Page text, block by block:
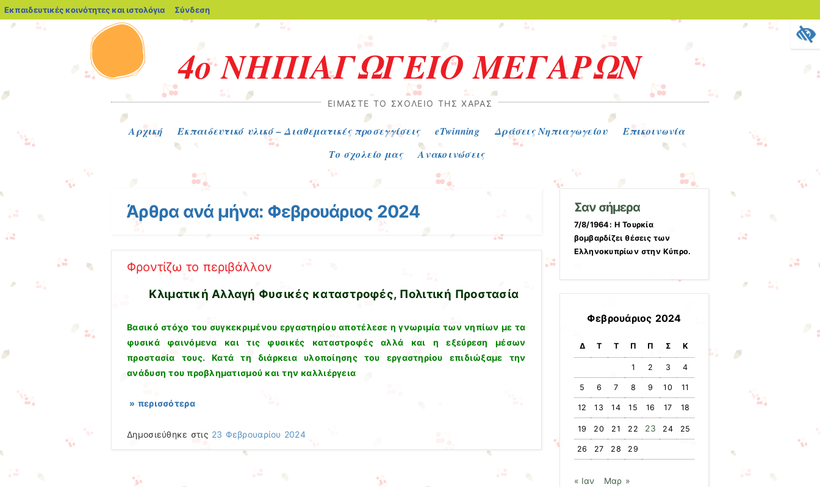
Εκπαιδευτικές κοινότητες και ιστολόγια blogs.sch.gr
Σύνδεση
4ο ΝΗΠΙΑΓΩΓΕΙΟ ΜΕΓΑΡΩΝ
ΕΊΜΑΣΤΕ ΤΟ ΣΧΟΛΕΙΟ ΤΗΣ ΧΑΡΆΣ
Μενού
Μετάβαση στο περιεχόμενο
Αρχική Εκπαιδευτικό υλικό – Διαθεματικές προσεγγίσεις eTwinning Δράσεις Νηπιαγωγείου
Επικοινωνία
Το σχολείο μας
Ανακοινώσεις
Άρθρα ανά μήνα: Φεβρουάριος 2024
Φροντίζω το περιβάλλον
Κλιματική Αλλαγή Φυσικές καταστροφές, Πολιτική Προστασία
Βασικό στόχο του συγκεκριμένου εργαστηρίου αποτέλεσε η γνωριμία των νηπίων με τα
φυσικά φαινόμενα και τις φυσικές καταστροφές αλλά και η εξεύρεση μέσων
προστασία τους. Κατά τη διάρκεια υλοποίησης του εργαστηρίου επιδιώξαμε την
ανάδυση του προβληματισμού και την καλλιέργεια
» περισσότερα
Δημοσιεύθηκε στις 23 Φεβρουαρίου 2024
Σαν σήμερα
7/8/1964: Η Τουρκία
βομβαρδίζει θέσεις των
Ελληνοκυπρίων στην Κύπρο.
Φεβρουάριος 2024
Δ Τ Τ Π Π Σ Κ
1 2 3 4
5 6 7 8 9 10 11
12 13 14 15 16 17 18
19 20 21 22 23 24 25
26 27 28 29
« Ιαν Μαρ »